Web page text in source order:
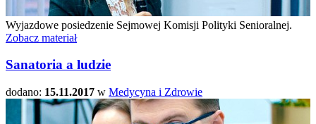
Wyjazdowe posiedzenie Sejmowej Komisji Polityki Senioralnej.
Zobacz materiał
Sanatoria a ludzie
dodano: 15.11.2017 w Medycyna i Zdrowie